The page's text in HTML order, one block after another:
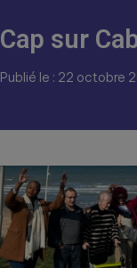
Cap sur
Publié le : 22 octobre